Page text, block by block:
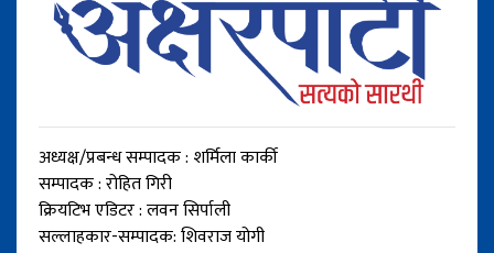
अध्यक्ष/प्रबन्ध सम्पादक : शर्मिला कार्की
सम्पादक : रोहित गिरी
क्रियटिभ एडिटर : लवन सिर्पाली
सल्लाहकार-सम्पादक: शिवराज योगी